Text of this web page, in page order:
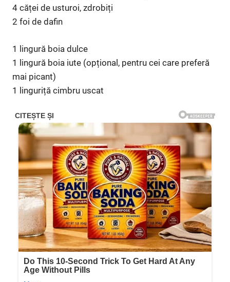
4 căței de usturoi, zdrobiți
2 foi de dafin
1 lingură boia dulce
1 lingură boia iute (opțional, pentru cei care preferă
mai picant)
1 linguriță cimbru uscat